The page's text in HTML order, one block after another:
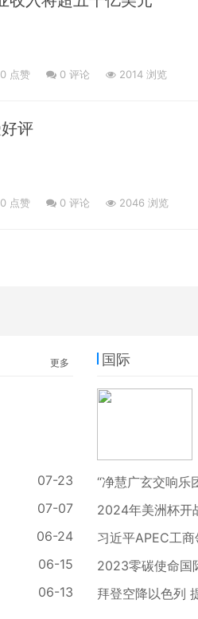
0 点赞 0 评论 2014 浏览
评
0 点赞 0 评论 2046 浏览
更多
07-23
07-07
06-24
06-15
06-13
国际
“净慧广玄交响乐
2024年美洲杯开
习近平APEC工
2023零碳使命国
拜登空降以色列